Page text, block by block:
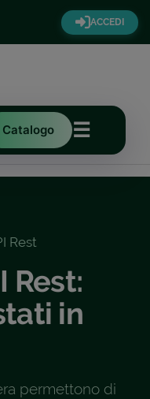
ACCEDI
Catalogo ☰
Rest
Rest:
in
permettono di